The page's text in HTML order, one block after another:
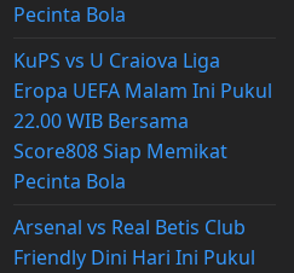
Pecinta Bola
KuPS vs U Craiova Liga
Eropa UEFA Malam Ini Pukul
22.00 WIB Bersama
Score808 Siap Memikat
Pecinta Bola
Arsenal vs Real Betis Club
Friendly Dini Hari Ini Pukul